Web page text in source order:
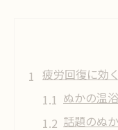
疲労回復に効
ぬかの温
話題のぬ